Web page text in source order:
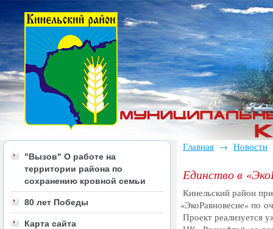
"Вызов" О работе на
территории района по
сохранению кровной семьи
80 лет Победы
Карта сайта
Главная → Новости
Единство в
Кинельский район
«ЭкоРавновесие» по
Проект реализуется